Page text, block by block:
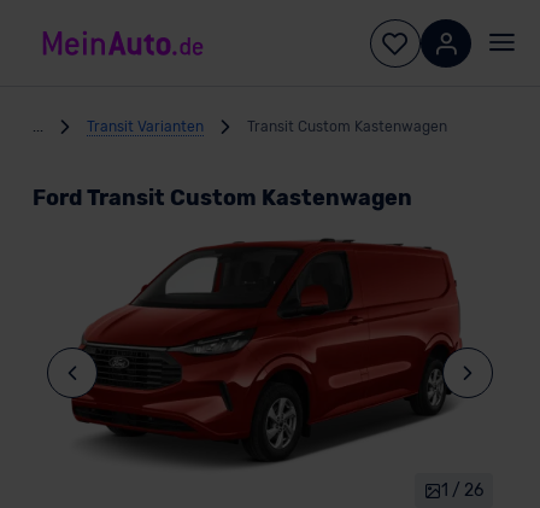
Transit Varianten Transit Custom Kastenwagen
Ford Transit Custom Kastenwagen
1 / 26